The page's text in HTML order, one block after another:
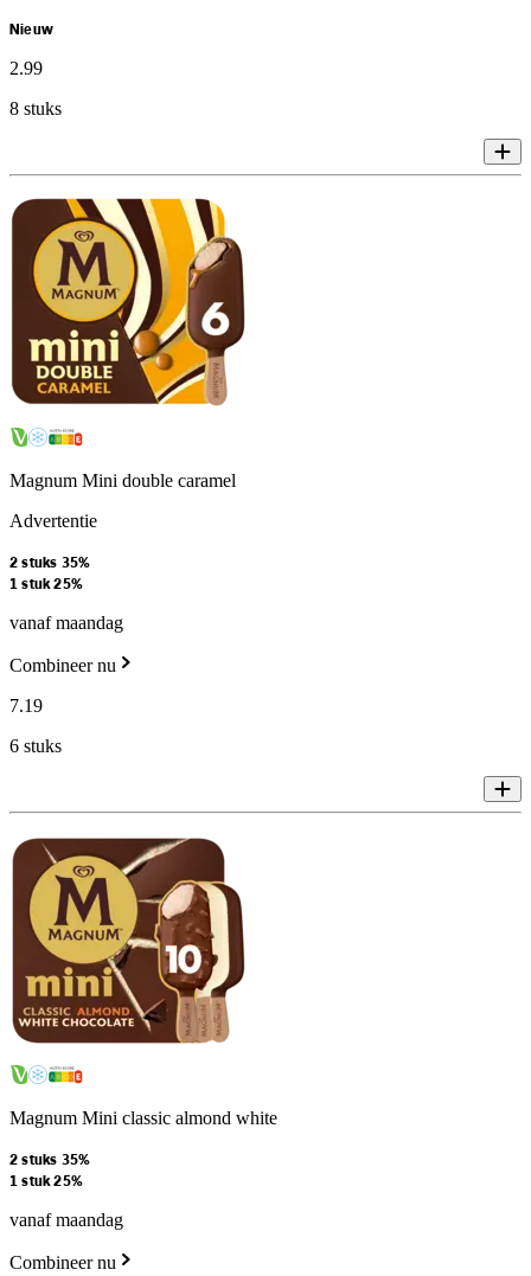
Nieuw
2.99
8 stuks
Magnum Mini double caramel
Advertentie
2 stuks 35%
1 stuk 25%
vanaf maandag
Combineer nu
7.19
6 stuks
Magnum Mini classic almond white
2 stuks 35%
1 stuk 25%
vanaf maandag
Combineer nu